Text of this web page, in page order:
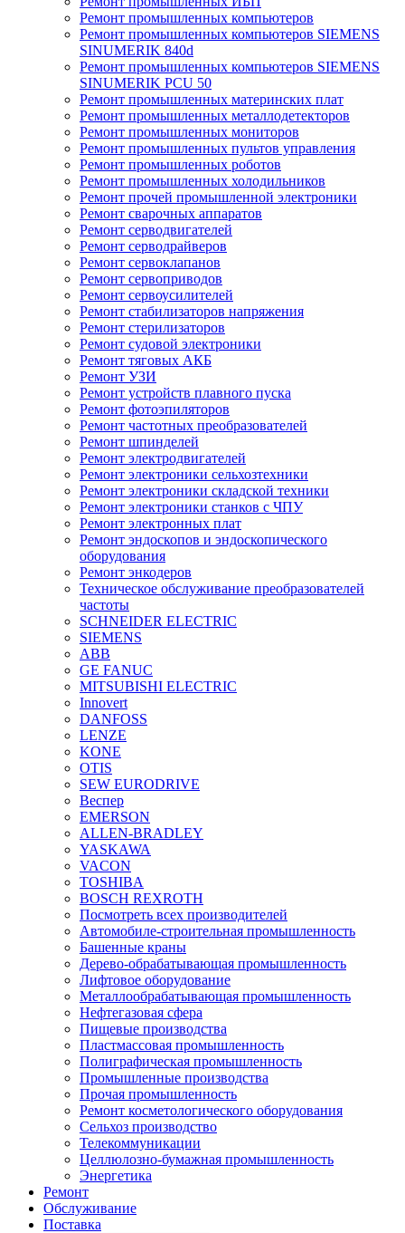
Ремонт промышленных компьютеров
Ремонт промышленных компьютеров SIEMENS
SINUMERIK 840d
Ремонт промышленных компьютеров SIEMENS
SINUMERIK PCU 50
Ремонт промышленных материнских плат
Ремонт промышленных металлодетекторов
Ремонт промышленных мониторов
Ремонт промышленных пультов управления
Ремонт промышленных роботов
Ремонт промышленных холодильников
Ремонт прочей промышленной электроники
Ремонт сварочных аппаратов
Ремонт серводвигателей
Ремонт серводрайверов
Ремонт сервоклапанов
Ремонт сервоприводов
Ремонт сервоусилителей
Ремонт стабилизаторов напряжения
Ремонт стерилизаторов
Ремонт судовой электроники
Ремонт тяговых АКБ
Ремонт УЗИ
Ремонт устройств плавного пуска
Ремонт фотоэпиляторов
Ремонт частотных преобразователей
Ремонт шпинделей
Ремонт электродвигателей
Ремонт электроники сельхозтехники
Ремонт электроники складской техники
Ремонт электроники станков с ЧПУ
Ремонт электронных плат
Ремонт эндоскопов и эндоскопического
оборудования
Ремонт энкодеров
Техническое обслуживание преобразователей
частоты
SCHNEIDER ELECTRIC
SIEMENS
ABB
GE FANUC
MITSUBISHI ELECTRIC
Innovert
DANFOSS
LENZE
KONE
OTIS
SEW EURODRIVE
Веспер
EMERSON
ALLEN-BRADLEY
YASKAWA
VACON
TOSHIBA
BOSCH REXROTH
Посмотреть всех производителей
Автомобиле-строительная промышленность
Башенные краны
Дерево-обрабатывающая промышленность
Лифтовое оборудование
Металлообрабатывающая промышленность
Нефтегазовая сфера
Пищевые производства
Пластмассовая промышленность
Полиграфическая промышленность
Промышленные производства
Прочая промышленность
Ремонт косметологического оборудования
Сельхоз производство
Телекоммуникации
Целлюлозно-бумажная промышленность
Энергетика
Ремонт
Обслуживание
Поставка